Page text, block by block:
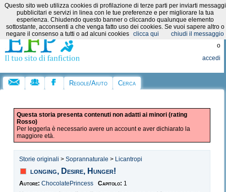
Categorie:
Registrati
o
accedi
Regole/Aiuto Cerca
Questa storia presenta contenuti non adatti ai minori (rating
Rosso)
Per leggerla è necessario avere un account e aver dichiarato la
maggiore età.
Storie originali > Soprannaturale > Licantropi
longing, Desire, Hunger!
Autore: ChocolatePrincess Capitolo: 1
Questo sito web utilizza cookies di profilazione di terze parti per inviarti messaggi
pubblicitari e servizi in linea con le tue preferenze e per migliorare la tua
esperienza. Chiudendo questo banner o cliccando qualunque elemento
sottostante, acconsenti a che venga fatto uso dei cookies. Se vuoi sapere altro o
negare il consenso a tutti o ad alcuni cookies clicca qui chiudi il messaggio